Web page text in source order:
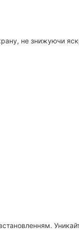
не знижуючи